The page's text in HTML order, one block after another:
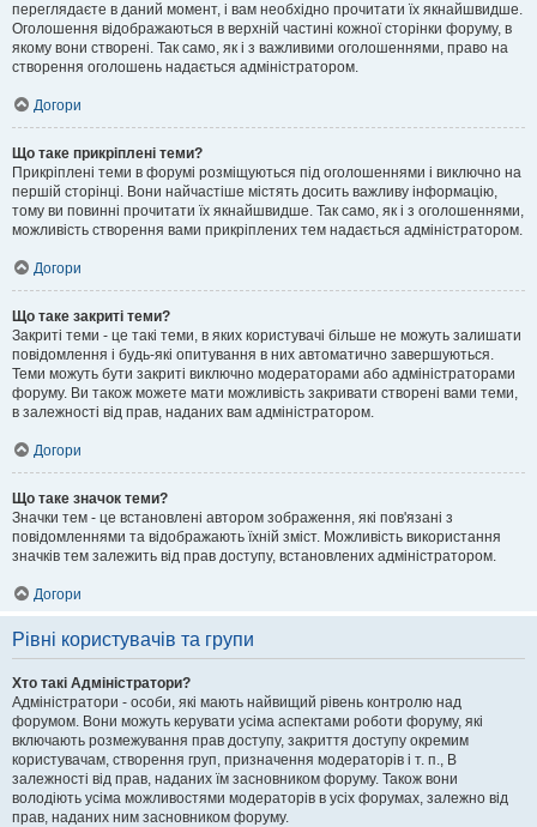
переглядаєте в даний момент, і вам необхідно прочитати їх якнайшвидше.
Оголошення відображаються в верхній частині кожної сторінки форуму, в
якому вони створені. Так само, як і з важливими оголошеннями, право на
створення оголошень надається адміністратором.
Догори
Що таке прикріплені теми?
Прикріплені теми в форумі розміщуються під оголошеннями і виключно на
першій сторінці. Вони найчастіше містять досить важливу інформацію,
тому ви повинні прочитати їх якнайшвидше. Так само, як і з оголошеннями,
можливість створення вами прикріплених тем надається адміністратором.
Догори
Що таке закриті теми?
Закриті теми - це такі теми, в яких користувачі більше не можуть залишати
повідомлення і будь-які опитування в них автоматично завершуються.
Теми можуть бути закриті виключно модераторами або адміністраторами
форуму. Ви також можете мати можливість закривати створені вами теми,
в залежності від прав, наданих вам адміністратором.
Догори
Що таке значок теми?
Значки тем - це встановлені автором зображення, які пов'язані з
повідомленнями та відображають їхній зміст. Можливість використання
значків тем залежить від прав доступу, встановлених адміністратором.
Догори
Рівні користувачів та групи
Хто такі Адміністратори?
Адміністратори - особи, які мають найвищий рівень контролю над
форумом. Вони можуть керувати усіма аспектами роботи форуму, які
включають розмежування прав доступу, закриття доступу окремим
користувачам, створення груп, призначення модераторів і т. п., В
залежності від прав, наданих їм засновником форуму. Також вони
володіють усіма можливостями модераторів в усіх форумах, залежно від
прав, наданих ним засновником форуму.